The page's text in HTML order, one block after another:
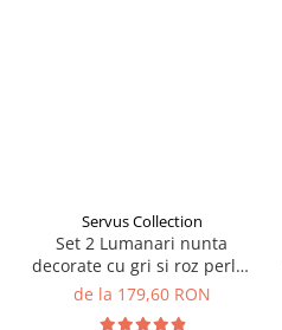
Servus Collection
Set 2 Lumanari nunta
decorate cu gri si roz perlat
W28
de la 179,60 RON